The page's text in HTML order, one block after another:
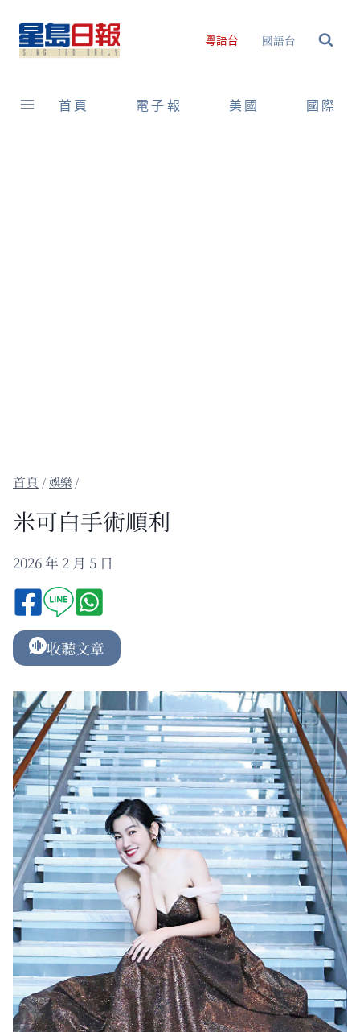
content
粵語台 國語台
首頁 電子報 美國 國際
/娛樂 /
米可白手術順利
2026 年 2 月 5 日
收聽文章